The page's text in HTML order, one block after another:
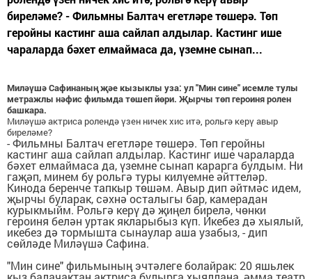
биреләме? - Фильмны Балтач егетләре төшерә. Төп
геройны кастинг аша сайлап алдылар. Кастинг ише
чараларда бәхет елмаймаса да, үземне сынап...
Миләүшә Сафинаның җәе кызыклы уза: ул "Мин сине" исемле тулы
метражлы нәфис фильмда төшеп йөри. Җырчы төп героиня ролен
башкара.
Миләүшә актриса ролендә үзен ничек хис итә, рольгә керү авыр
биреләме?
- Фильмны Балтач егетләре төшерә. Төп геройны
кастинг аша сайлап алдылар. Кастинг ише чараларда
бәхет елмаймаса да, үземне сынап карарга булдым. Ни
гаҗәп, минем бу рольгә туры килүемне әйттеләр.
Кинода беренче тапкыр төшәм. Авыр дип әйтмәс идем,
җырчы буларак, сәхнә осталыгы бар, камерадан
курыкмыйм. Рольгә керү дә җиңел бирелә, чөнки
героиня белән уртак якларыбыз күп. Икебез дә хыялый,
икебез дә тормышта сынаулар аша узабыз, - дип
сөйләде Миләүшә Сафина.
"Мин сине" фильмының эчтәлеге болайрак: 20 яшьлек